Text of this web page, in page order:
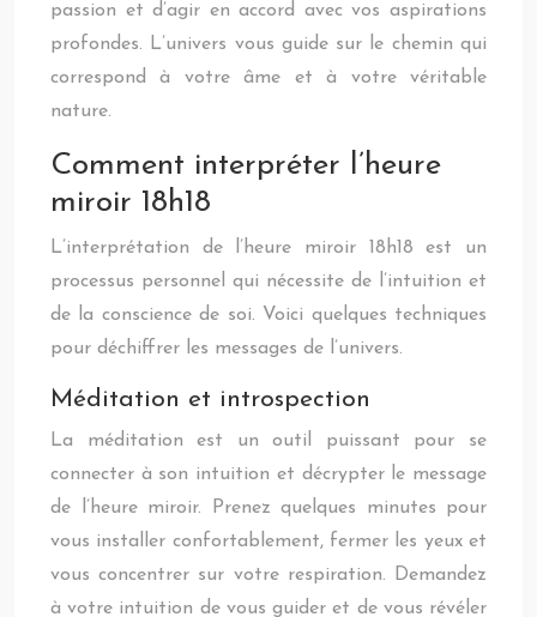
passion et d’agir en accord avec vos aspirations
profondes. L’univers vous guide sur le chemin qui
correspond à votre âme et à votre véritable
nature.
Comment interpréter l’heure
miroir 18h18
L’interprétation de l’heure miroir 18h18 est un
processus personnel qui nécessite de l’intuition et
de la conscience de soi. Voici quelques techniques
pour déchiffrer les messages de l’univers.
Méditation et introspection
La méditation est un outil puissant pour se
connecter à son intuition et décrypter le message
de l’heure miroir. Prenez quelques minutes pour
vous installer confortablement, fermer les yeux et
vous concentrer sur votre respiration. Demandez
à votre intuition de vous guider et de vous révéler